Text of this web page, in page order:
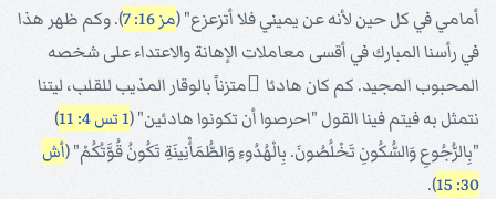
أمامي في كل حين لأنه عن يميني فلا أتزعزع" (مز 16: 7
). وكم ظهر هذا
في رأسنا المبارك في أقسى معاملات الإهانة والاعتداء على شخصه
المحبوب المجيد. كم كان هادئا ًمتزناً بالوقار المذيب للقلب، ليتنا
نتمثل به فيتم فينا القول "احرصوا أن تكونوا هادئين" (1 تس 4: 11
)
"بِالرُّجُوعِ وَالسُّكُونِ تَخْلُصُونَ. بِالْهُدُوءِ وَالطُّمَأْنِينَةِ تَكُونُ قُوَّتُكُمْ" (أش
30: 15
).